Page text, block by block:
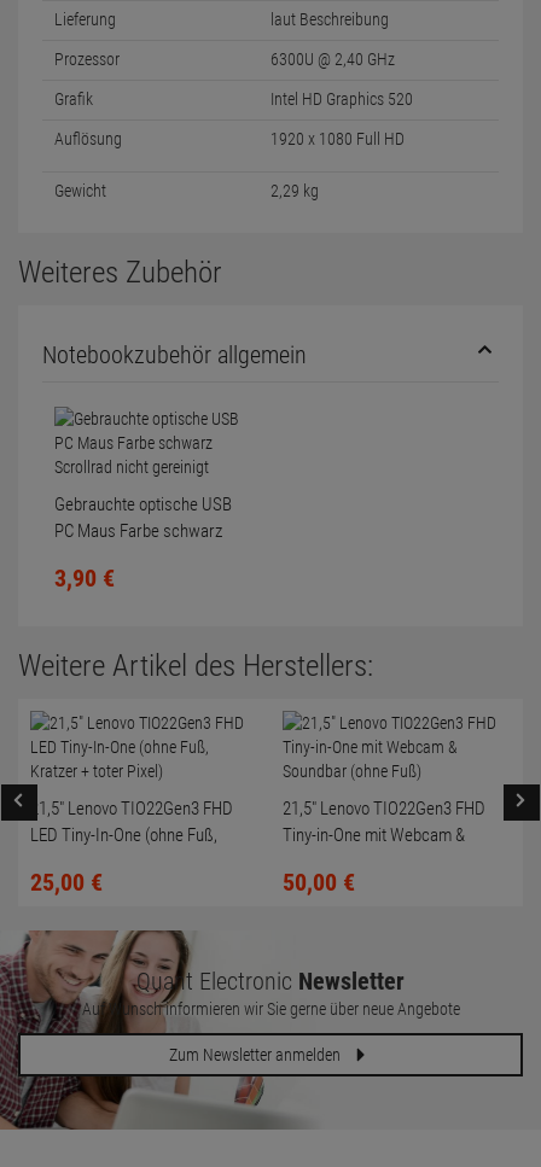
Lieferung laut Beschreibung
Prozessor 6300U @ 2,40 GHz
Grafik Intel HD Graphics 520
Auflösung 1920 x 1080 Full HD
Gewicht 2,29 kg
Weiteres Zubehör
Notebookzubehör allgemein
Gebrauchte optische USB
PC Maus Farbe schwarz
3,90 €
Weitere Artikel des Herstellers:
21,5" Lenovo TIO22Gen3 FHD
LED Tiny-In-One (ohne Fuß,
25,00 €
21,5" Lenovo TIO22Gen3 FHD
Tiny-in-One mit Webcam &
50,00 €
Quant Electronic Newsletter
Auf Wunsch informieren wir Sie gerne über neue Angebote
Zum Newsletter anmelden